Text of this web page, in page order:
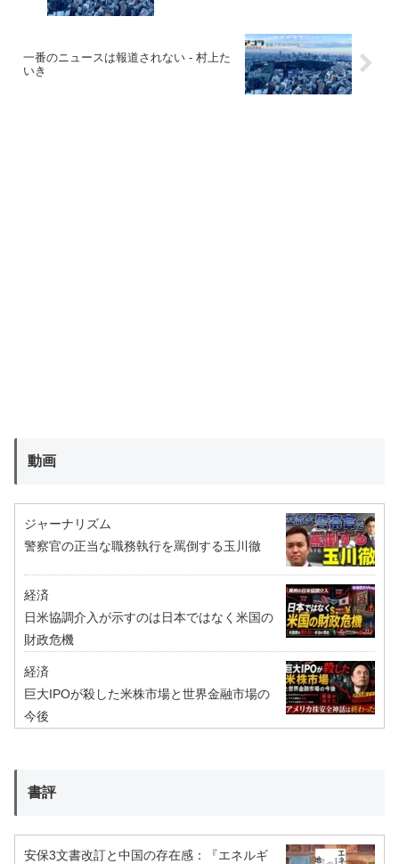
一番のニュースは報道されない - 村上た
いき
動画
ジャーナリズム
警察官の正当な職務執行を罵倒する玉川徹
経済
日米協調介入が示すのは日本ではなく米国の
財政危機
経済
巨大IPOが殺した米株市場と世界金融市場の
今後
書評
安保3文書改訂と中国の存在感：『エネルギ